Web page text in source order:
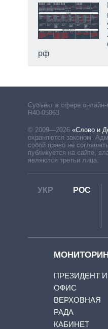
рф
Субъект в сфере
R40-05063
© 2009—2026 «Слово и
охраняются законом.
собой право не
публикуется на сайте,
являются третьи лица.
УКР РОС
ПРЕЗИДЕНТ И
ОФИС
ВЕРХОВНАЯ
РАДА
КАБИНЕТ